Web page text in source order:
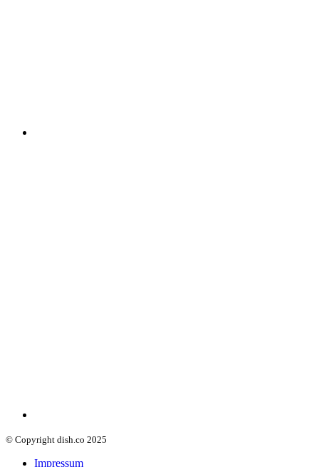
© Copyright dish.co 2025
Impressum